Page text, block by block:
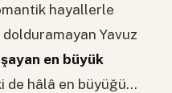
hayallerle
Yavuz
en büyük
de hâlâ en büyüğü…